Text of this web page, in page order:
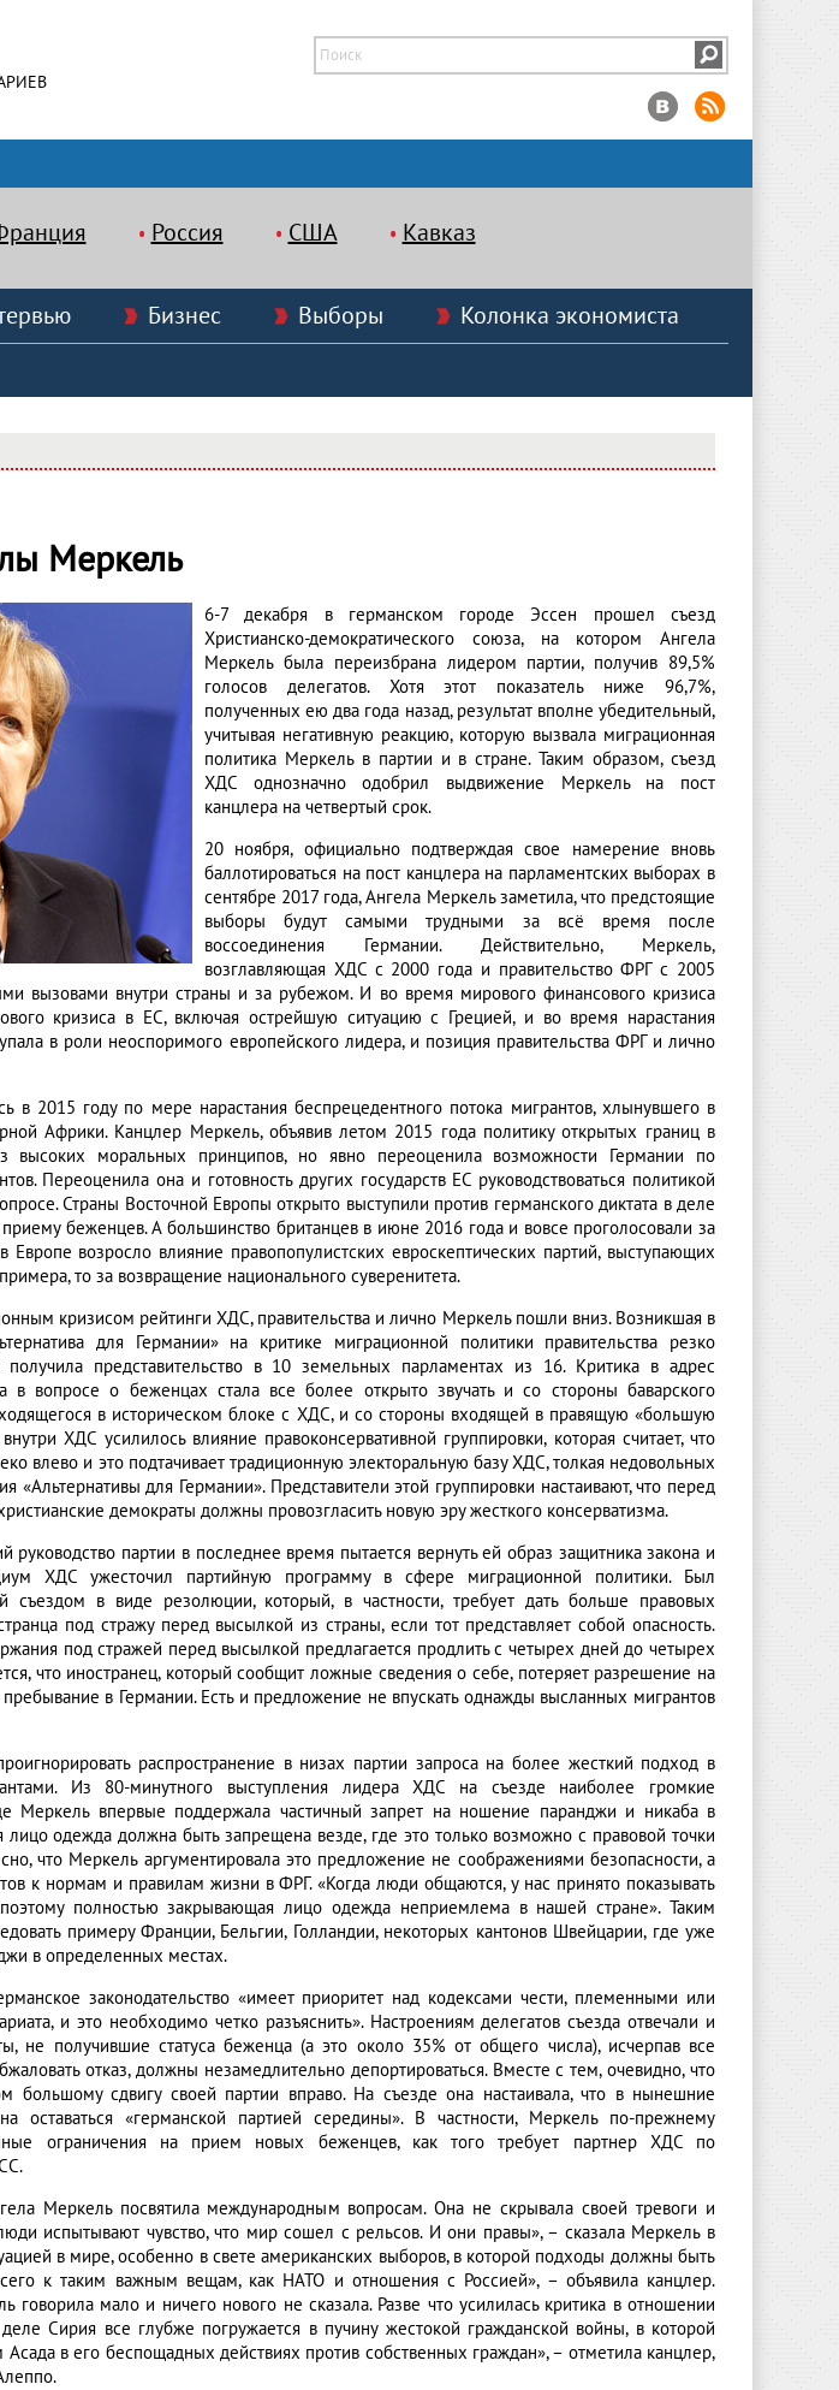
Россия США Кавказ
Бизнес Выборы
Колонка экономиста
Меркель
6-7 декабря в германском городе Эссен прошел съезд
Христианско-демократического союза, на котором Ангела
Меркель была переизбрана лидером партии, получив 89,5%
голосов делегатов. Хотя этот показатель ниже 96,7%,
полученных ею два года назад, результат вполне убедительный,
учитывая негативную реакцию, которую вызвала миграционная
политика Меркель в партии и в стране. Таким образом, съезд
ХДС однозначно одобрил выдвижение Меркель на пост
канцлера на четвертый срок.
20 ноября, официально подтверждая свое намерение вновь
баллотироваться на пост канцлера на парламентских выборах в
сентябре 2017 года, Ангела Меркель заметила, что предстоящие
выборы будут самыми трудными за всё время после
воссоединения Германии. Действительно, Меркель,
возглавляющая ХДС с 2000 года и правительство ФРГ с 2005
вызовами внутри страны и за рубежом. И во время мирового финансового кризиса
кризиса в ЕС, включая острейшую ситуацию с Грецией, и во время нарастания
в роли неоспоримого европейского лидера, и позиция правительства ФРГ и лично
в 2015 году по мере нарастания беспрецедентного потока мигрантов, хлынувшего в
Африки. Канцлер Меркель, объявив летом 2015 года политику открытых границ в
высоких моральных принципов, но явно переоценила возможности Германии по
Переоценила она и готовность других государств ЕС руководствоваться политикой
Страны Восточной Европы открыто выступили против германского диктата в деле
беженцев. А большинство британцев в июне 2016 года и вовсе проголосовали за
возросло влияние правопопулистских евроскептических партий, выступающих
то за возвращение национального суверенитета.
кризисом рейтинги ХДС, правительства и лично Меркель пошли вниз. Возникшая в
для Германии» на критике миграционной политики правительства резко
представительство в 10 земельных парламентах из 16. Критика в адрес
в вопросе о беженцах стала все более открыто звучать и со стороны баварского
в историческом блоке с ХДС, и со стороны входящей в правящую «большую
ХДС усилилось влияние правоконсервативной группировки, которая считает, что
влево и это подтачивает традиционную электоральную базу ХДС, толкая недовольных
для Германии». Представители этой группировки настаивают, что перед
демократы должны провозгласить новую эру жесткого консерватизма.
руководство партии в последнее время пытается вернуть ей образ защитника закона и
ХДС ужесточил партийную программу в сфере миграционной политики. Был
съездом в виде резолюции, который, в частности, требует дать больше правовых
под стражу перед высылкой из страны, если тот представляет собой опасность.
под стражей перед высылкой предлагается продлить с четырех дней до четырех
что иностранец, который сообщит ложные сведения о себе, потеряет разрешение на
в Германии. Есть и предложение не впускать однажды высланных мигрантов
распространение в низах партии запроса на более жесткий подход в
Из 80-минутного выступления лидера ХДС на съезде наиболее громкие
Меркель впервые поддержала частичный запрет на ношение паранджи и никаба в
одежда должна быть запрещена везде, где это только возможно с правовой точки
что Меркель аргументировала это предложение не соображениями безопасности, а
к нормам и правилам жизни в ФРГ. «Когда люди общаются, у нас принято показывать
полностью закрывающая лицо одежда неприемлема в нашей стране». Таким
примеру Франции, Бельгии, Голландии, некоторых кантонов Швейцарии, где уже
в определенных местах.
законодательство «имеет приоритет над кодексами чести, племенными или
и это необходимо четко разъяснить». Настроениям делегатов съезда отвечали и
не получившие статуса беженца (а это около 35% от общего числа), исчерпав все
отказ, должны незамедлительно депортироваться. Вместе с тем, очевидно, что
большому сдвигу своей партии вправо. На съезде она настаивала, что в нынешние
оставаться «германской партией середины». В частности, Меркель по-прежнему
ограничения на прием новых беженцев, как того требует партнер ХДС по
Меркель посвятила международным вопросам. Она не скрывала своей тревоги и
испытывают чувство, что мир сошел с рельсов. И они правы», – сказала Меркель в
в мире, особенно в свете американских выборов, в которой подходы должны быть
к таким важным вещам, как НАТО и отношения с Россией», – объявила канцлер.
говорила мало и ничего нового не сказала. Разве что усилилась критика в отношении
Сирия все глубже погружается в пучину жестокой гражданской войны, в которой
в его беспощадных действиях против собственных граждан», – отметила канцлер,